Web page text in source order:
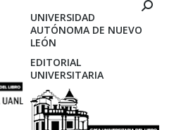
UNIVERSIDAD
AUTÓNOMA DE NUEVO
LEÓN
EDITORIAL
UNIVERSITARIA